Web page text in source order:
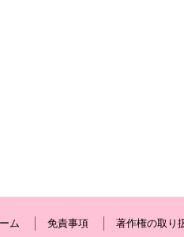
ム 免責事項 著作権の取り